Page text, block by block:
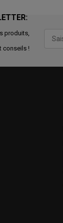
produits,
conseils !